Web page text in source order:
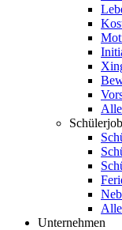
Unternehmen